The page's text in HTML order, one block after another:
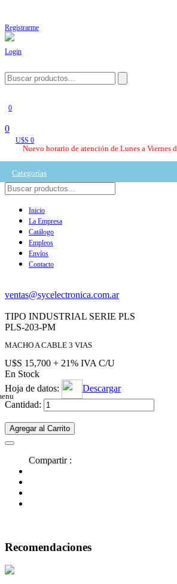
Registrarme
Login
0
0
U$S 0
Nuevo horario de atención de Lunes a Viernes
Categorías
Inicio
La Empresa
Catálogo
Empleos
Envíos
Contacto
ventas@sycelectronica.com.ar
TIPO INDUSTRIAL SERIE PLS
PLS-203-PM
MACHO A CABLE 3 VIAS
U$S 15,700 + 21% IVA C/U
En Stock
Hoja de datos:
Descargar
Cantidad:
Agregar al Carrito
Compartir :
Recomendaciones